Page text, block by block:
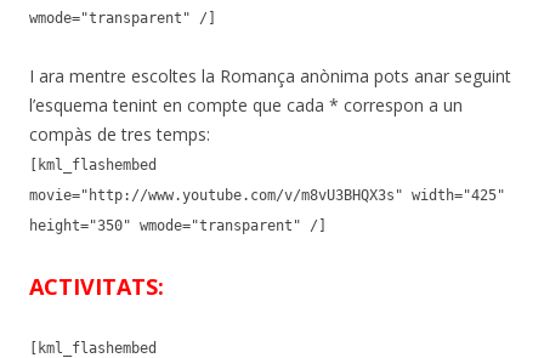
wmode="transparent" /]
I ara mentre escoltes la Romança anònima pots anar seguint
l’esquema tenint en compte que cada * correspon a un
compàs de tres temps:
[kml_flashembed
movie="http://www.youtube.com/v/m8vU3BHQX3s" width="425"
height="350" wmode="transparent" /]
ACTIVITATS:
[kml_flashembed